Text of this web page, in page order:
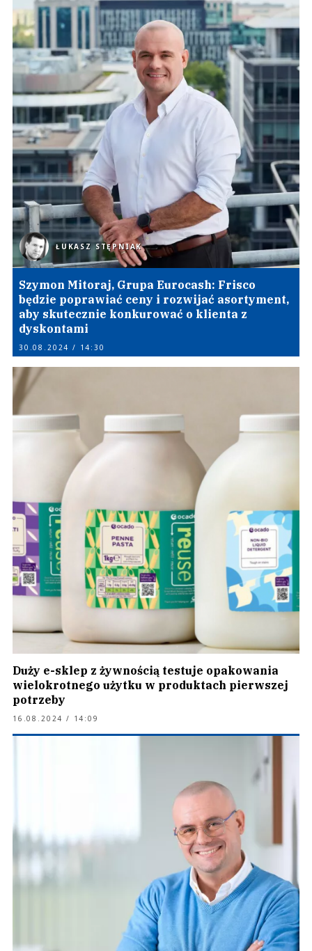
ŁUKASZ STĘPNIAK
Szymon Mitoraj, Grupa Eurocash: Frisco
będzie poprawiać ceny i rozwijać asortyment,
aby skutecznie konkurować o klienta z
dyskontami
30.08.2024 / 14:30
Duży e-sklep z żywnością testuje opakowania
wielokrotnego użytku w produktach pierwszej
potrzeby
16.08.2024 / 14:09